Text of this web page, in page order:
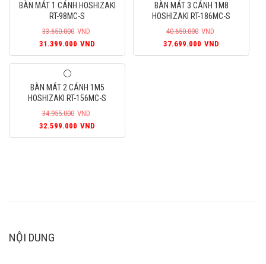
34.899.000VND.
BÀN MÁT 1 CÁNH HOSHIZAKI
RT-98MC-S
33.650.000 VND
Giá
gốc
33.650.000VND.
31.399.000 VND
hiện
31.399.000VND.
BÀN MÁT 3 CÁNH 1M8
HOSHIZAKI RT-186MC-S
40.650.000 VND
Giá
gốc
37.699.000 VND
hiện
BÀN MÁT 2 CÁNH 1M5
HOSHIZAKI RT-156MC-S
34.955.000 VND
Giá
gốc
32.599.000 VND
hiện
NỘI DUNG